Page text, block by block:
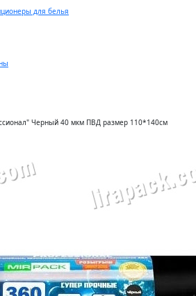
для белья
Черный 40 мкм ПВД размер 110*140см